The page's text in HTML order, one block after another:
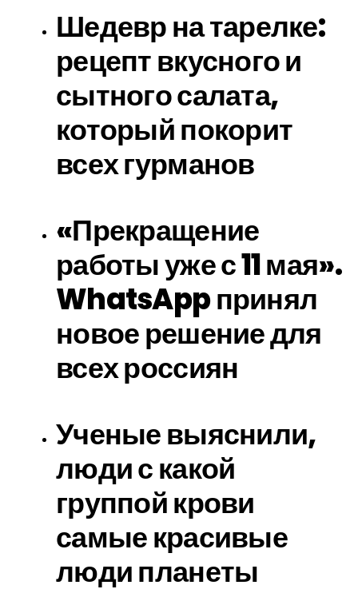
Шедевр на тарелке:
рецепт вкусного и
сытного салата,
который покорит
всех гурманов
«Прекращение
работы уже с 11 мая».
WhatsApp принял
новое решение для
всех россиян
Ученые выяснили,
люди с какой
группой крови
самые красивые
люди планеты